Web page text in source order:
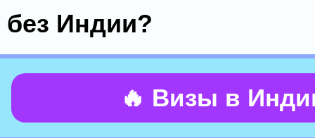
без Индии?
🔥 Визы в